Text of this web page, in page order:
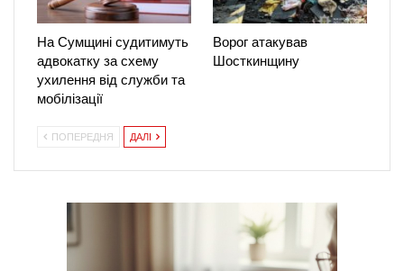
На Сумщині судитимуть
адвокатку за схему
ухилення від служби та
мобілізації
Ворог атакував
Шосткинщину
ПОПЕРЕДНЯ ДАЛІ